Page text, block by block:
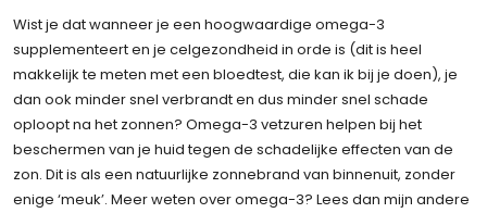
Wist je dat wanneer je een hoogwaardige omega-3
supplementeert en je celgezondheid in orde is (dit is heel
makkelijk te meten met een bloedtest, die kan ik bij je doen), je
dan ook minder snel verbrandt en dus minder snel schade
oploopt na het zonnen? Omega-3 vetzuren helpen bij het
beschermen van je huid tegen de schadelijke effecten van de
zon. Dit is als een natuurlijke zonnebrand van binnenuit, zonder
enige ‘meuk’. Meer weten over omega-3? Lees dan mijn andere